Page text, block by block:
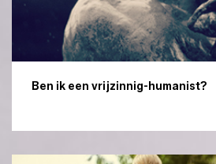
Ben ik een vrijzinnig-humanist?